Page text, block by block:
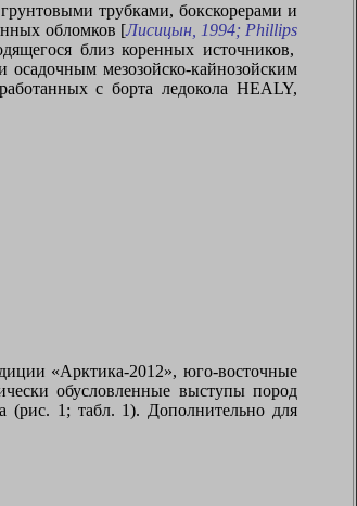
трубками, бокскорерами и
обломков [Лисицын, 1994; Phillips
близ коренных источников,
мезозойско-кайнозойским
с борта ледокола HEALY,
«Арктика-2012», юго-восточные
обусловленные выступы пород
(рис. 1; табл. 1). Дополнительно для